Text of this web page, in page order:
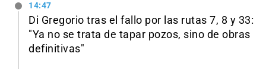
14:47
Di Gregorio tras el fallo por las rutas 7, 8 y 33:
"Ya no se trata de tapar pozos, sino de obras
definitivas"